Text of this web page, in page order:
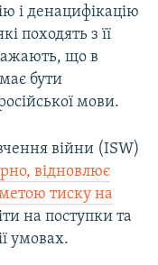
і денацифікацію
походять з її
що в
бути
мови.
війни (ISW)
відновлює
тиску на
на поступки та
умовах.